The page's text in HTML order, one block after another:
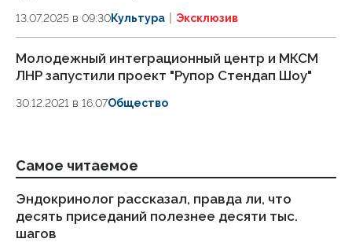
13.07.2025 в 09:30Культура Эксклюзив
Молодежный интеграционный центр и МКСМ
ЛНР запустили проект "Рупор Стендап Шоу"
30.12.2021 в 16:07Общество
Самое читаемое
Эндокринолог рассказал, правда ли, что
десять приседаний полезнее десяти тыс.
шагов